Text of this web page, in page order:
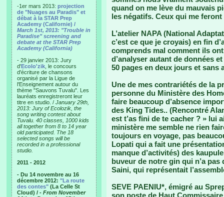
-1er mars 2013: projection
de "Nuages au Paradis" et
débat à la STAR Prep
Academy (Californie) /
March 1st, 2013: "Trouble in
Paradise" screening and
debate at the STAR Prep
Academy (California)
- 29 janvier 2013: Jury
d'Ecolo'zik , le concours
d'écriture de chansons
organisé par la Ligue de
l'Enseignement autour du
thème "Sauvons Tuvalu". Les
lauréats enregistreront leur
titre en studio. / January 29th,
2013: Jury of Ecolozik, the
song writing contest about
Tuvalu. 40 classes, 1000 kids
all together from 8 to 14 year
old participated. The 18
selected songs will be
recorded in a professional
studio.
2011 - 2012
- Du 14 novembre au 16
décembre 2012: "La route
des contes" (La Celle St
Cloud) / - From November
quand on me lève du mauvais
les négatifs. Ceux qui me
L’atelier NAPA (National
c’est ce que je croyais) en fin
comprends mal comment ils
d’analyser autant de données
50 pages en deux jours et sans
Une de mes contrariétés de la
personne du Ministère des
faire beaucoup d’absence
des King Tides.. (Rencontré
est t’as fini de te cacher ? » lui
ministère me semble ne rien
toujours en voyage, pas
Lopati qui a fait une
manque d’activités) des
buveur de notre gin qui n’a
Saini, qui représentait
SEVE PAENIU*, émigré au
son poste de Haut